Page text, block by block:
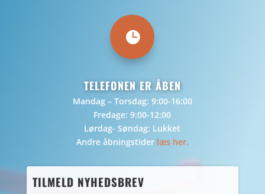

TELEFONEN ER ÅBEN
Mandag – Torsdag: 9:00-16:00
Fredage: 9:00-12:00
Lørdag- Søndag: Lukket
Andre åbningstider læs her.
TILMELD NYHEDSBREV